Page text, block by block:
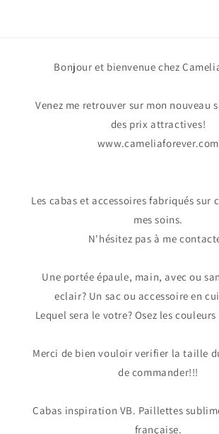
Bonjour et bienvenue chez
Venez me retrouver sur mon nouveau
des prix attractives!
www.cameliaforever.com
Les cabas et accessoires fabriqués sur
mes soins.
N'hésitez pas à me
Une portée épaule, main, avec ou
eclair? Un sac ou accessoire en
Lequel sera le votre? Osez les
Merci de bien vouloir verifier la taille
de commander!!!
Cabas inspiration VB. Paillettes
française.